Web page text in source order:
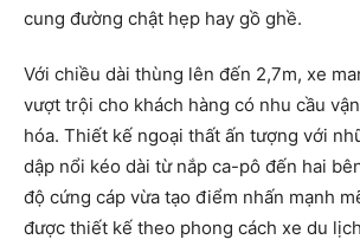
cung đường chật hẹp hay gồ ghề.
Với chiều dài thùng lên đến 2,7m, xe
vượt trội cho khách hàng có nhu cầu
hóa. Thiết kế ngoại thất ấn tượng với
dập nổi kéo dài từ nắp ca-pô đến hai
độ cứng cáp vừa tạo điểm nhấn mạnh
được thiết kế theo phong cách xe du